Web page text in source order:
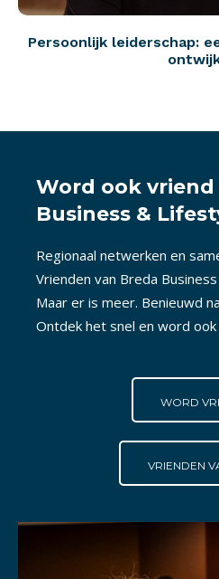
Persoonlijk leiderschap:
Word ook vriend
Business &
Regionaal netwerken en
Vrienden van Breda
Maar er is meer. Benieuwd
Ontdek het snel en word ook
WORD
VRIENDEN